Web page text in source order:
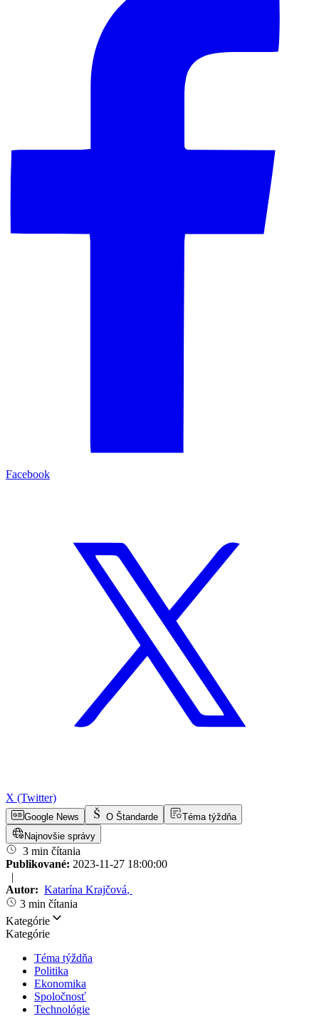
Facebook
X (Twitter)
Google News O Štandarde
Téma týždňa
Najnovšie správy
3 min čítania
Publikované: 2023-11-27 18:00:00
|
Autor: Katarína Krajčová,
3 min čítania
Kategórie
Kategórie
Téma týždňa
Politika
Ekonomika
Spoločnosť
Technológie